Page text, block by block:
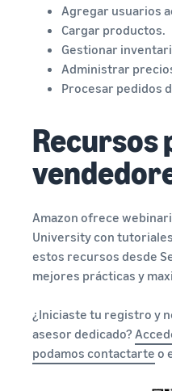
Agregar usuarios
Cargar productos.
Gestionar
Administrar
Procesar pedidos
Recursos
Amazon ofrece
University con
estos recursos desde
mejores prácticas y
¿Iniciaste tu registro y
asesor dedicado?
podamos contactarte o